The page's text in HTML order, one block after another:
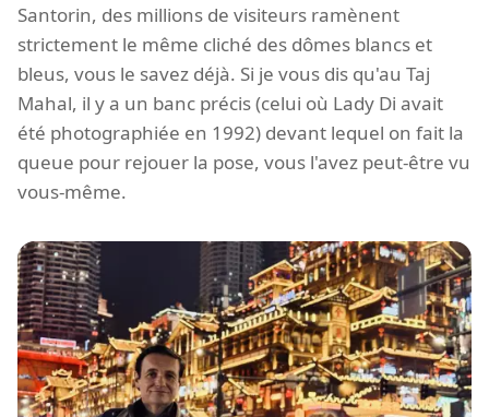
Santorin, des millions de visiteurs ramènent
strictement le même cliché des dômes blancs et
bleus, vous le savez déjà. Si je vous dis qu'au Taj
Mahal, il y a un banc précis (celui où Lady Di avait
été photographiée en 1992) devant lequel on fait la
queue pour rejouer la pose, vous l'avez peut-être vu
vous-même.